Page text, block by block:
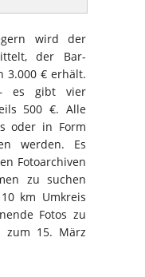
wird der
der Bar-
3.000 € erhält.
es gibt vier
500 €. Alle
oder in Form
werden. Es
Fotoarchiven
zu suchen
km Umkreis
Fotos zu
zum 15. März